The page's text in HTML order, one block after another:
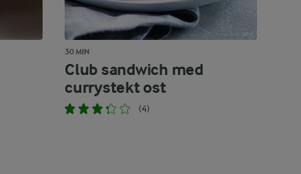
30 MIN
Club sandwich med
currystekt ost
(4)